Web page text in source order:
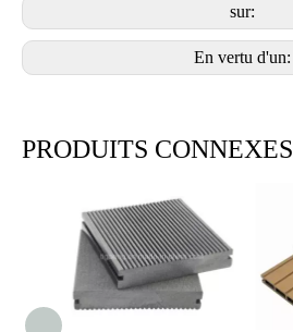
sur:
En vertu d'un:
PRODUITS CONNEXES